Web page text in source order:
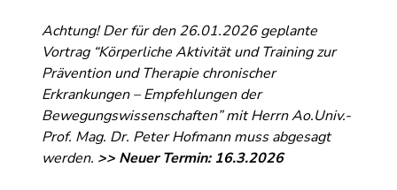
Achtung! Der für den 26.01.2026 geplante
Vortrag “Körperliche Aktivität und Training zur
Prävention und Therapie chronischer
Erkrankungen – Empfehlungen der
Bewegungswissenschaften” mit Herrn Ao.Univ.-
Prof. Mag. Dr. Peter Hofmann muss abgesagt
werden. >> Neuer Termin: 16.3.2026